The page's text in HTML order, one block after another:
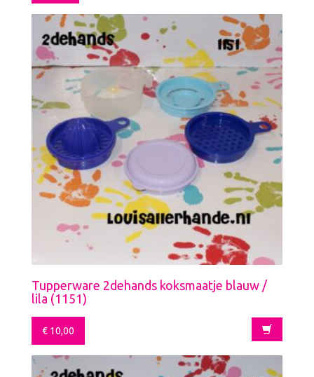
Tupperware 2dehands koksmaatje blauw /
lila (1151)
€ 10,00